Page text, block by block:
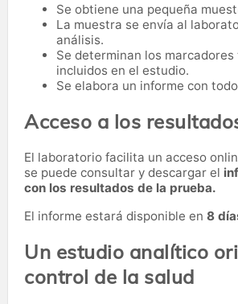
Se obtiene una pequeña
La muestra se envía al
análisis.
Se determinan los
incluidos en el estudio.
Se elabora un informe con
Acceso a los
El laboratorio facilita un acceso
se puede consultar y descargar el
con los resultados de la prueba.
El informe estará disponible en 8
Un estudio analítico
control de la salud